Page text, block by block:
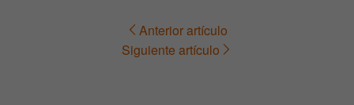
Navegación Anterior artículo
Siguiente artículo